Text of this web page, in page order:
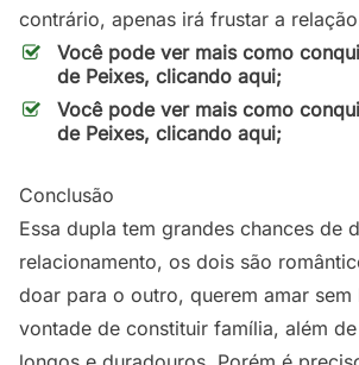
contrário, apenas irá frustar a
Você pode ver mais como
de Peixes, clicando aqui;
Você pode ver mais como
de Peixes, clicando aqui;
Conclusão
Essa dupla tem grandes chances de
relacionamento, os dois são
doar para o outro, querem amar sem
vontade de constituir família, além